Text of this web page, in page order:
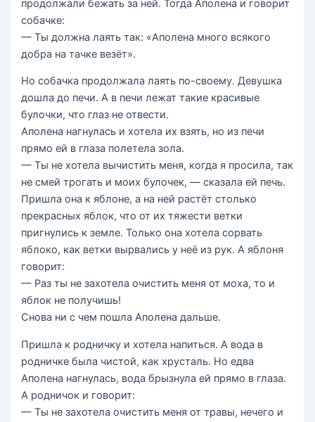
продолжали бежать за ней. Тогда Аполена и говорит
собачке:
— Ты должна лаять так: «Аполена много всякого
добра на тачке везёт».
Но собачка продолжала лаять по-своему. Девушка
дошла до печи. А в печи лежат такие красивые
булочки, что глаз не отвести.
Аполена нагнулась и хотела их взять, но из печи
прямо ей в глаза полетела зола.
— Ты не хотела вычистить меня, когда я просила, так
не смей трогать и моих булочек, — сказала ей печь.
Пришла она к яблоне, а на ней растёт столько
прекрасных яблок, что от их тяжести ветки
пригнулись к земле. Только она хотела сорвать
яблоко, как ветки вырвались у неё из рук. А яблоня
говорит:
— Раз ты не захотела очистить меня от моха, то и
яблок не получишь!
Снова ни с чем пошла Аполена дальше.
Пришла к родничку и хотела напиться. А вода в
родничке была чистой, как хрусталь. Но едва
Аполена нагнулась, вода брызнула ей прямо в глаза.
А родничок и говорит:
— Ты не захотела очистить меня от травы, нечего и